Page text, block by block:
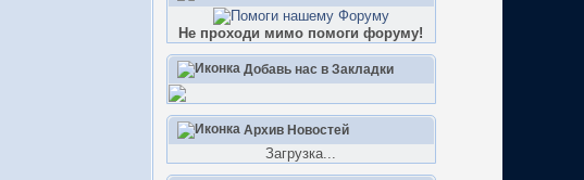
Не проходи мимо помоги форуму!
Добавь нас в Закладки
Архив Новостей
Загрузка...